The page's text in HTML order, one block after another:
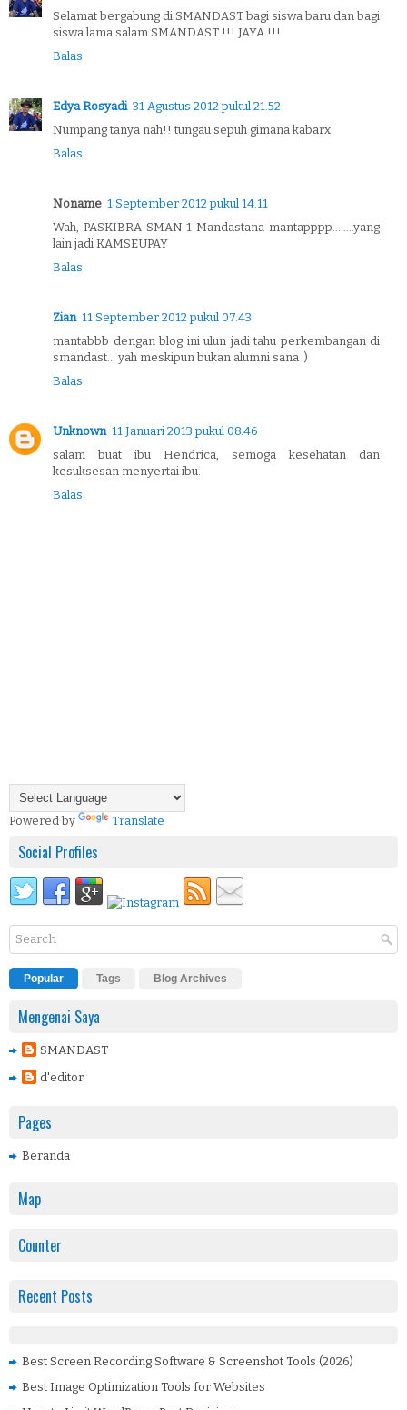
Selamat bergabung di SMANDAST bagi siswa baru dan bagi
siswa lama salam SMANDAST !!! JAYA !!!
Balas
Edya Rosyadi 31 Agustus 2012 pukul 21.52
Numpang tanya nah!! tungau sepuh gimana kabarx
Balas
Noname 1 September 2012 pukul 14.11
Wah, PASKIBRA SMAN 1 Mandastana mantapppp........yang
lain jadi KAMSEUPAY
Balas
Zian 11 September 2012 pukul 07.43
mantabbb dengan blog ini ulun jadi tahu perkembangan di
smandast... yah meskipun bukan alumni sana :)
Balas
Unknown 11 Januari 2013 pukul 08.46
salam buat ibu Hendrica, semoga kesehatan dan
kesuksesan menyertai ibu.
Balas
Powered by Translate
Social Profiles
Popular Tags Blog Archives
Mengenai Saya
SMANDAST
d'editor
Pages
Beranda
Map
Counter
Recent Posts
Best Screen Recording Software & Screenshot Tools (2026)
Best Image Optimization Tools for Websites